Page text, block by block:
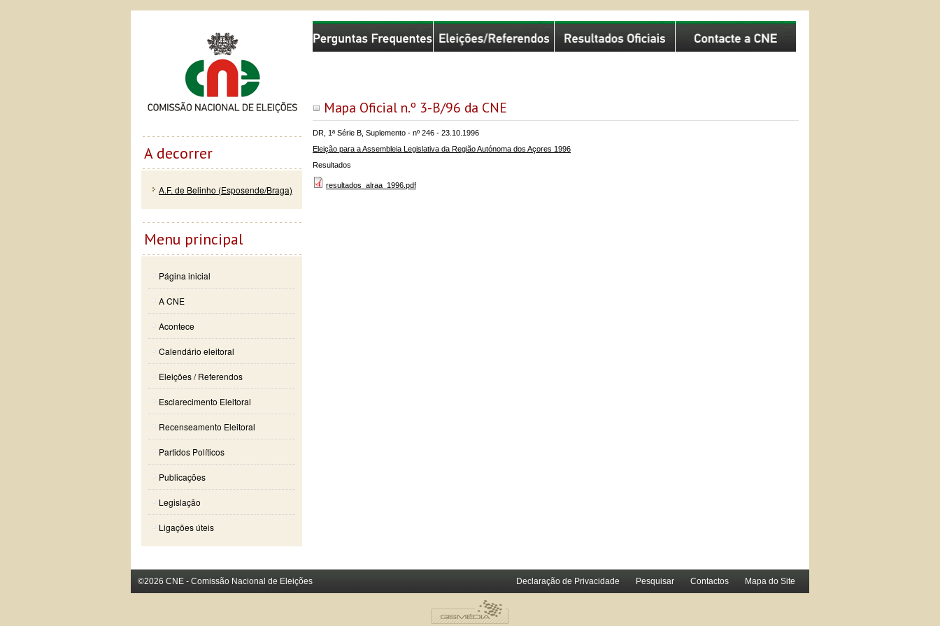
Mapa Oficial n.º 3-B/96 da CNE
DR, 1ª Série B, Suplemento - nº 246 - 23.10.1996
Eleição para a Assembleia Legislativa da Região Autónoma dos Açores 1996
Resultados
resultados_alraa_1996.pdf
Comissão Nacional de Eleições
A decorrer
A.F. de Belinho (Esposende/Braga)
Menu principal
Página inicial
A CNE
Acontece
Calendário eleitoral
Eleições / Referendos
Esclarecimento Eleitoral
Recenseamento Eleitoral
Partidos Políticos
Publicações
Legislação
Ligações úteis
©2026 CNE - Comissão Nacional de Eleições Declaração de Privacidade Pesquisar Contactos Mapa do Site